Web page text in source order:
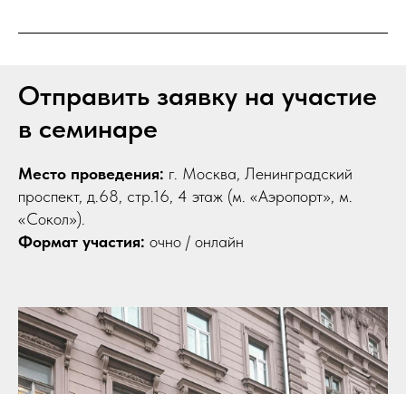
Отправить заявку на участие
в семинаре
Место проведения: г. Москва, Ленинградский
проспект, д.68, стр.16, 4 этаж (м. «Аэропорт», м.
«Сокол»).
Формат участия: очно / онлайн